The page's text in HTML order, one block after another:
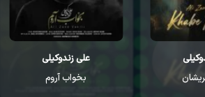
علی زندوکیلی
بخواب آروم